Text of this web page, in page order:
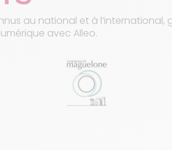
au national et à l’international,
avec Alleo.